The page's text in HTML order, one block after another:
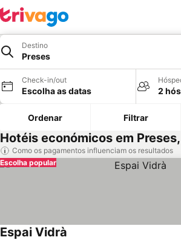
Destino
Preses
Check-in/out
Escolha as datas 2
Ordenar Filtrar
Hotéis económicos em
Como os pagamentos influenciam os resultados
Escolha popular
Espai Vidrà